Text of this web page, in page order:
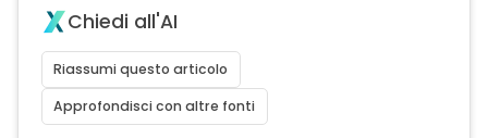
Chiedi all'AI
Riassumi questo articolo
Approfondisci con altre fonti